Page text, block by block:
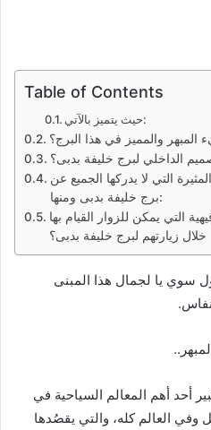
Table of Contents
حيث يتميز بالآتي:
المبهر والمميز في هذا البرج؟
الداخلي لبرج خليفة بدبى؟
التي لا يدركها الجميع عن
برج خليفة بدبى ومنها:
التي يمكن للزوار القيام بها
خلال زيارتهم لبرج خليفة بدبى؟
سوي يا لجمال هذا المبنى
أحد أهم المعالم السياحية في
وفي العالم كله، والتي يقصُدها